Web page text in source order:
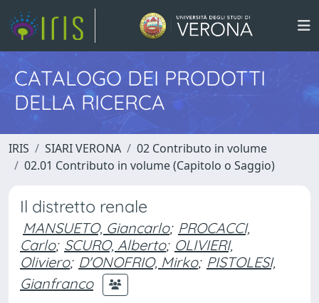
CATALOGO DEI PRODOTTI
DELLA RICERCA
IRIS SIARI VERONA
02 Contributo in volume
02.01 Contributo in volume (Capitolo o Saggio)
Il distretto renale
MANSUETO, Giancarlo; PROCACCI,
Carlo; SCURO, Alberto; OLIVIERI,
Oliviero; D'ONOFRIO, Mirko; PISTOLESI,
Gianfranco